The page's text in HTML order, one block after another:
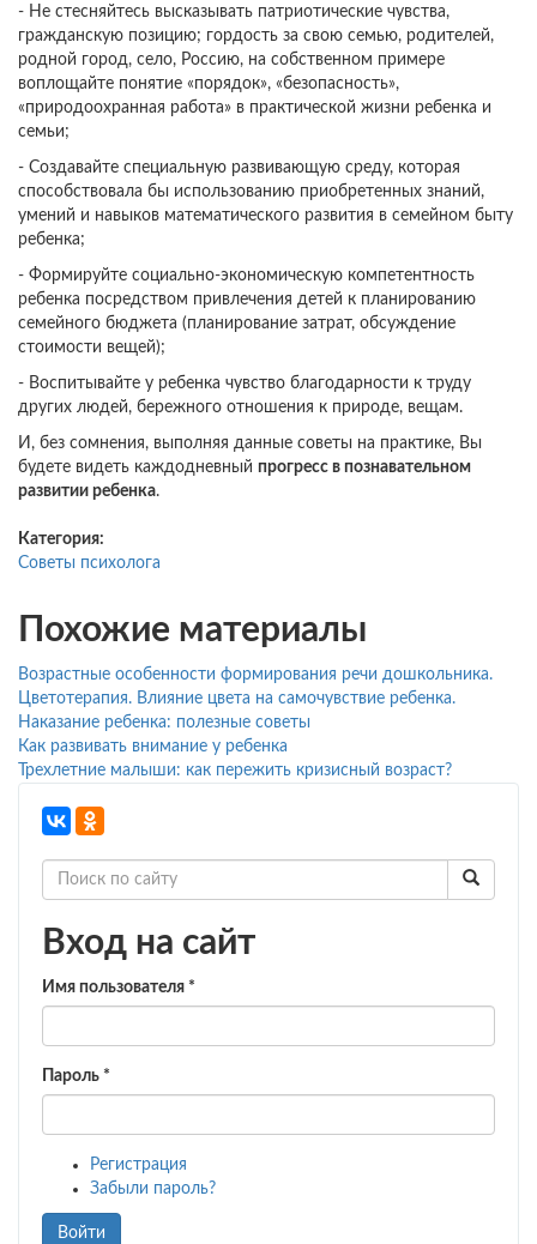
- Не стесняйтесь высказывать патриотические чувства,
гражданскую позицию; гордость за свою семью, родителей,
родной город, село, Россию, на собственном примере
воплощайте понятие «порядок», «безопасность»,
«природоохранная работа» в практической жизни ребенка и
семьи;
- Создавайте специальную развивающую среду, которая
способствовала бы использованию приобретенных знаний,
умений и навыков математического развития в семейном быту
ребенка;
- Формируйте социально-экономическую компетентность
ребенка посредством привлечения детей к планированию
семейного бюджета (планирование затрат, обсуждение
стоимости вещей);
- Воспитывайте у ребенка чувство благодарности к труду
других людей, бережного отношения к природе, вещам.
И, без сомнения, выполняя данные советы на практике, Вы
будете видеть каждодневный прогресс в познавательном
развитии ребенка.
Категория:
Советы психолога
Похожие материалы
Возрастные особенности формирования речи дошкольника.
Цветотерапия. Влияние цвета на самочувствие ребенка.
Наказание ребенка: полезные советы
Как развивать внимание у ребенка
Трехлетние малыши: как пережить кризисный возраст?
Вход на сайт
Имя пользователя *
Пароль *
Регистрация
Забыли пароль?
Войти